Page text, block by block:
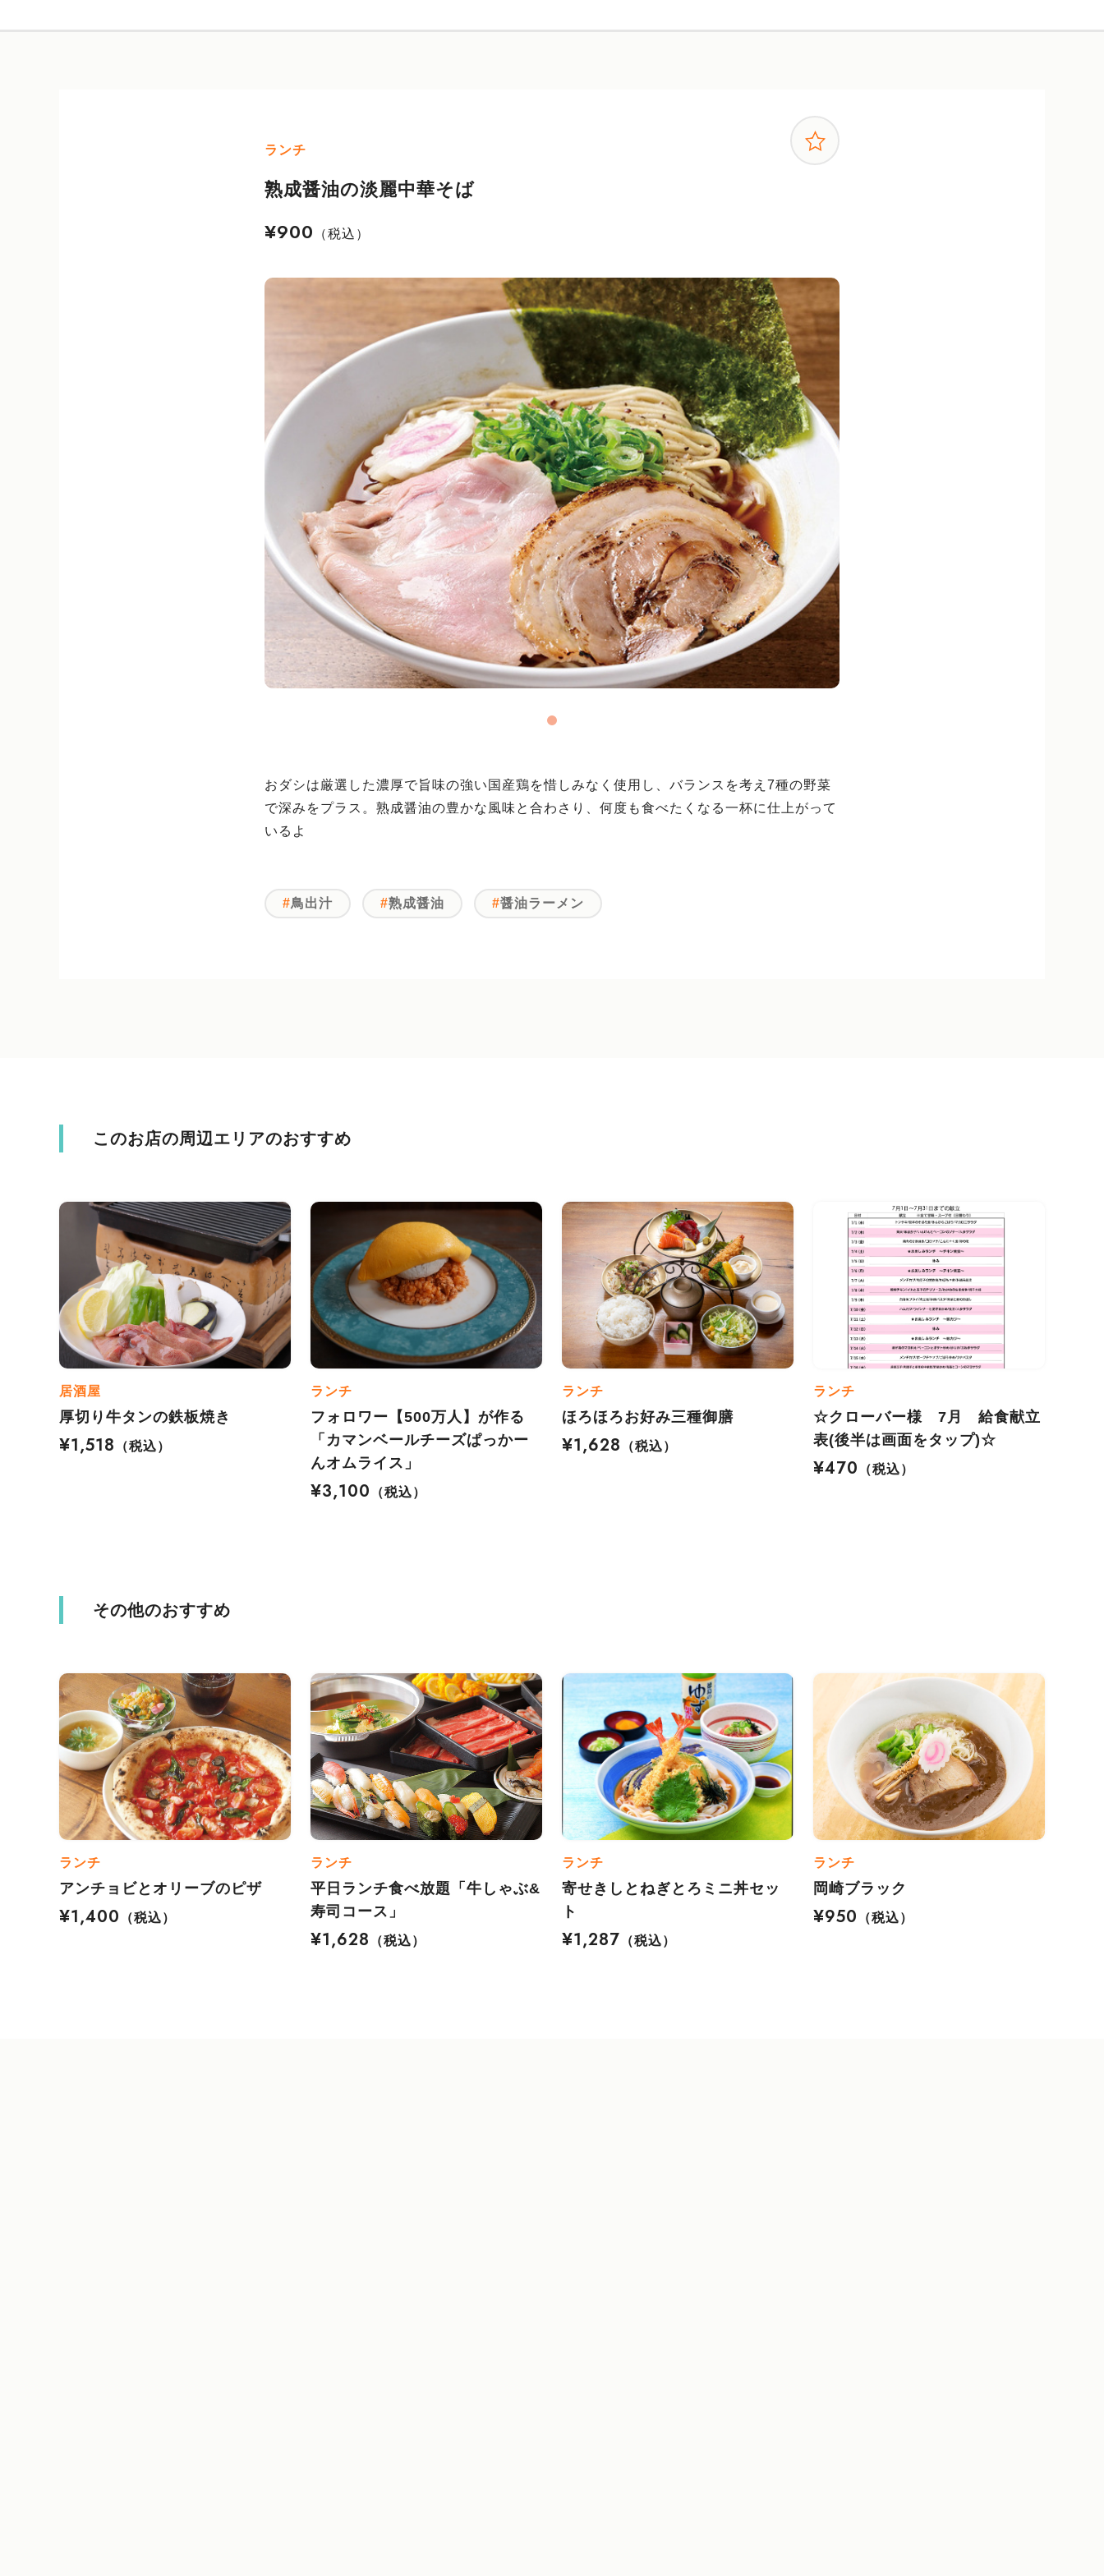
ランチ
熟成醤油の淡麗中華そば
¥900 （税込）
おダシは厳選した濃厚で旨味の強い国産鶏を惜しみなく使用し、バランスを考え7種の野菜
で深みをプラス。熟成醤油の豊かな風味と合わさり、何度も食べたくなる一杯に仕上がって
いるよ
鳥出汁 熟成醤油 醤油ラーメン
このお店の周辺エリアのおすすめ
居酒屋
厚切り牛タンの鉄板焼き
¥1,518
（税込）
ランチ
フォロワー【500万人】が作る
「カマンベールチーズぱっかー
んオムライス」
¥3,100
（税込）
ランチ
ほろほろお好み三種御膳
¥1,628
（税込）
ランチ
☆クローバー様 7月 給食献立
表(後半は画面をタップ)☆
¥470
（税込）
その他のおすすめ
ランチ
アンチョビとオリーブのピザ
¥1,400
（税込）
ランチ
平日ランチ食べ放題「牛しゃぶ&
寿司コース」
¥1,628
（税込）
ランチ
寄せきしとねぎとろミニ丼セッ
ト
¥1,287 （税込）
ランチ
岡崎ブラック
¥950
（税込）